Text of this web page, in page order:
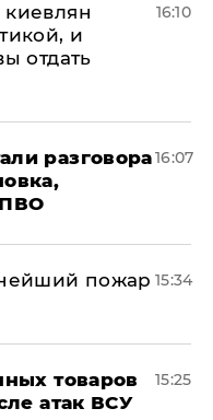
и
отдать
16:10
разговора
ПВО
16:07
пожар 15:34
товаров
атак ВСУ
15:25